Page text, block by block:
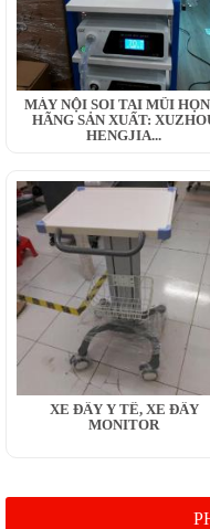
MÁY NỘI SOI TAI MŨI
HÃNG SẢN XUẤT:
HENGJIA...
XE ĐẨY Y TẾ, XE ĐẨY
MONITOR